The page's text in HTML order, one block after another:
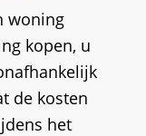
woning
kopen, u
de kosten
het